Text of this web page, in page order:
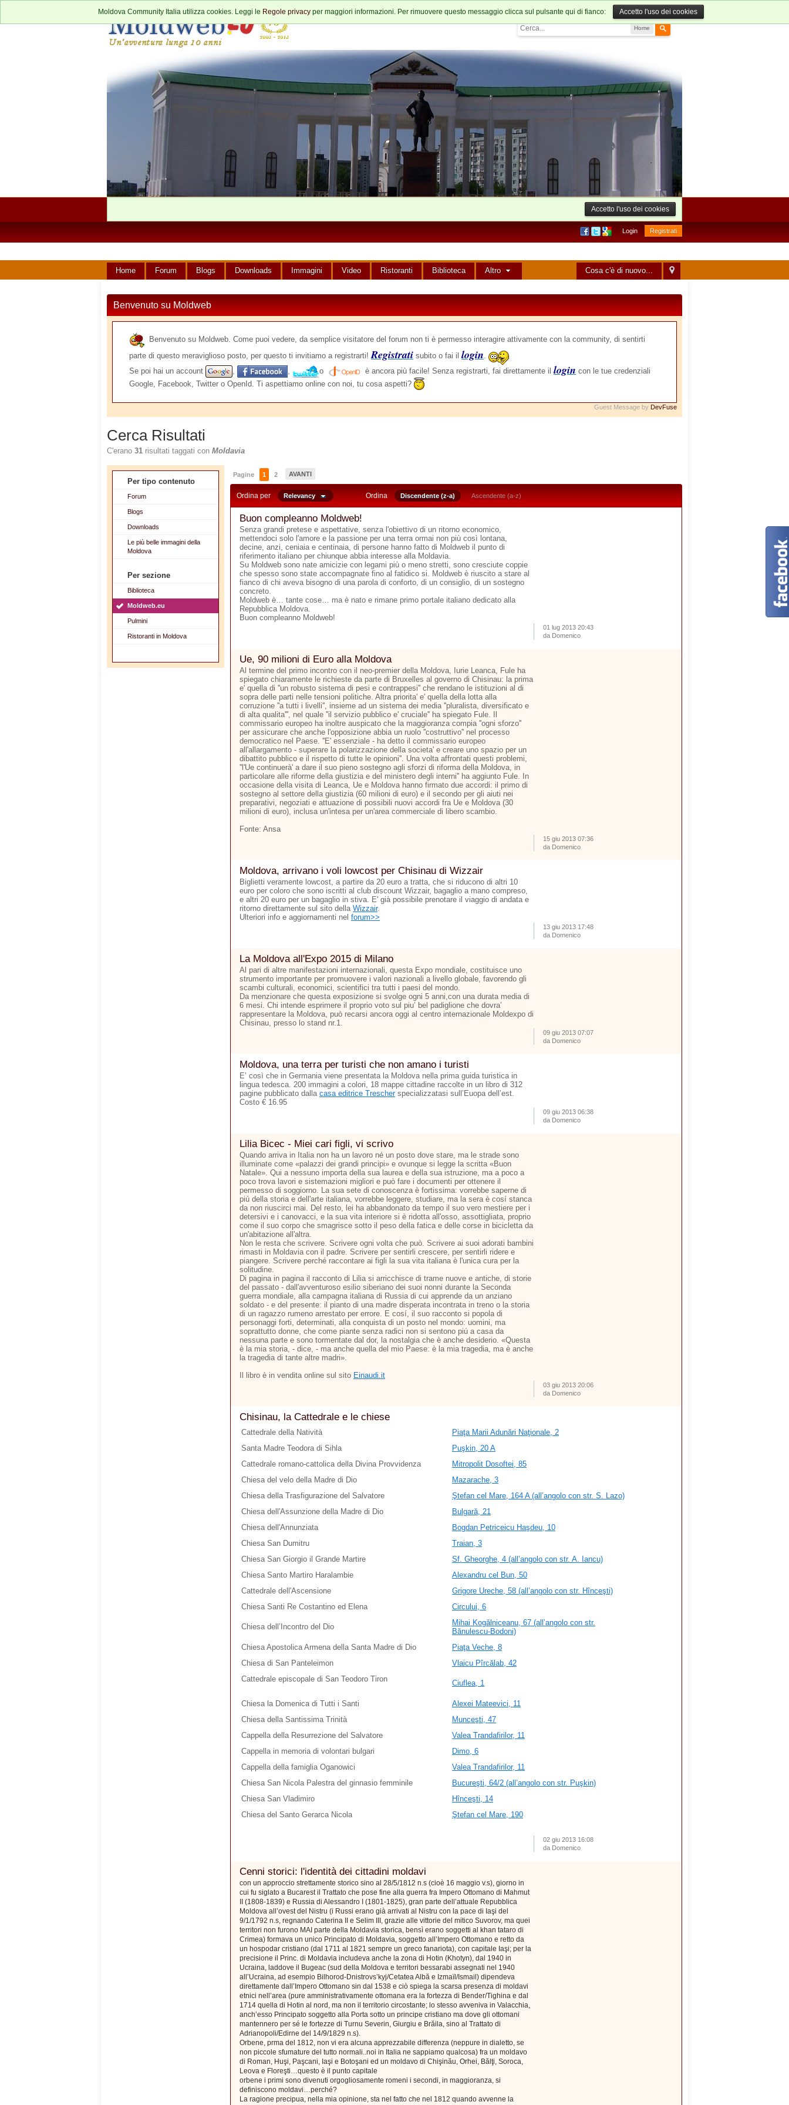
Home
Moldova Community Italia utilizza cookies. Leggi le Regole privacy per maggiori informazioni. Per rimuovere questo messaggio clicca sul pulsante qui di fianco: Accetto l'uso dei cookies
Accetto l'uso dei cookies
Login Registrati
Cosa c'è di nuovo...
Home Forum Blogs Downloads Immagini Video Ristoranti Biblioteca Altro
Benvenuto su Moldweb
Benvenuto su Moldweb. Come puoi vedere, da semplice visitatore del forum non ti è permesso interagire attivamente con la community, di sentirti
parte di questo meraviglioso posto, per questo ti invitiamo a registrarti!Registrati subito o fai il login.
Se poi hai un account
, , o è ancora più facile! Senza registrarti, fai direttamente il login con le tue credenziali
Google, Facebook, Twitter o OpenId. Ti aspettiamo online con noi, tu cosa aspetti?
Guest Message by DevFuse
Cerca Risultati
C'erano 31 risultati taggati con Moldavia
Per tipo contenuto
Forum
Blogs
Downloads
Le più belle immagini della
Moldova
Per sezione
Biblioteca
Moldweb.eu
Pulmini
Ristoranti in Moldova
Pagine 1 2 AVANTI
Ordina per Relevancy Ordina Discendente (z-a) Ascendente (a-z)
Buon compleanno Moldweb!
Senza grandi pretese e aspettative, senza l'obiettivo di un ritorno economico,
mettendoci solo l'amore e la passione per una terra ormai non più così lontana,
decine, anzi, ceniaia e centinaia, di persone hanno fatto di Moldweb il punto di
riferimento italiano per chiunque abbia interesse alla Moldavia.
Su Moldweb sono nate amicizie con legami più o meno stretti, sono cresciute coppie
che spesso sono state accompagnate fino al fatidico si. Moldweb è riuscito a stare al
fianco di chi aveva bisogno di una parola di conforto, di un consiglio, di un sostegno
concreto.
Moldweb è… tante cose… ma è nato e rimane primo portale italiano dedicato alla
Repubblica Moldova.
Buon compleanno Moldweb!
01 lug 2013 20:43
da Domenico
Ue, 90 milioni di Euro alla Moldova
Al termine del primo incontro con il neo-premier della Moldova, Iurie Leanca, Fule ha
spiegato chiaramente le richieste da parte di Bruxelles al governo di Chisinau: la prima
e' quella di ''un robusto sistema di pesi e contrappesi'' che rendano le istituzioni al di
sopra delle parti nelle tensioni politiche. Altra priorita' e' quella della lotta alla
corruzione ''a tutti i livelli'', insieme ad un sistema dei media ''pluralista, diversificato e
di alta qualita''', nel quale ''il servizio pubblico e' cruciale'' ha spiegato Fule. Il
commissario europeo ha inoltre auspicato che la maggioranza compia ''ogni sforzo''
per assicurare che anche l'opposizione abbia un ruolo ''costruttivo'' nel processo
democratico nel Paese. ''E' essenziale - ha detto il commissario europeo
all'allargamento - superare la polarizzazione della societa' e creare uno spazio per un
dibattito pubblico e il rispetto di tutte le opinioni''. Una volta affrontati questi problemi,
''l'Ue continuerà' a dare il suo pieno sostegno agli sforzi di riforma della Moldova, in
particolare alle riforme della giustizia e del ministero degli interni'' ha aggiunto Fule. In
occasione della visita di Leanca, Ue e Moldova hanno firmato due accordi: il primo di
sostegno al settore della giustizia (60 milioni di euro) e il secondo per gli aiuti nei
preparativi, negoziati e attuazione di possibili nuovi accordi fra Ue e Moldova (30
milioni di euro), inclusa un'intesa per un'area commerciale di libero scambio.
Fonte: Ansa
15 giu 2013 07:36
da Domenico
Moldova, arrivano i voli lowcost per Chisinau di Wizzair
Biglietti veramente lowcost, a partire da 20 euro a tratta, che si riducono di altri 10
euro per coloro che sono iscritti al club discount Wizzair, bagaglio a mano compreso,
e altri 20 euro per un bagaglio in stiva. E' già possibile prenotare il viaggio di andata e
ritorno direttamente sul sito della Wizzair.
Ulteriori info e aggiornamenti nel forum>>
13 giu 2013 17:48
da Domenico
La Moldova all'Expo 2015 di Milano
Al pari di altre manifestazioni internazionali, questa Expo mondiale, costituisce uno
strumento importante per promuovere i valori nazionali a livello globale, favorendo gli
scambi culturali, economici, scientifici tra tutti i paesi del mondo.
Da menzionare che questa exposizione si svolge ogni 5 anni,con una durata media di
6 mesi. Chi intende esprimere il proprio voto sul piu’ bel padiglione che dovra’
rappresentare la Moldova, può recarsi ancora oggi al centro internazionale Moldexpo di
Chisinau, presso lo stand nr.1.
09 giu 2013 07:07
da Domenico
Moldova, una terra per turisti che non amano i turisti
E’ così che in Germania viene presentata la Moldova nella prima guida turistica in
lingua tedesca. 200 immagini a colori, 18 mappe cittadine raccolte in un libro di 312
pagine pubblicato dalla casa editrice Trescherspecializzatasi sull’Euopa dell’est.
Costo € 16.95
09 giu 2013 06:38
da Domenico
Lilia Bicec - Miei cari figli, vi scrivo
Quando arriva in Italia non ha un lavoro né un posto dove stare, ma le strade sono
illuminate come «palazzi dei grandi principi» e ovunque si legge la scritta «Buon
Natale». Qui a nessuno importa della sua laurea e della sua istruzione, ma a poco a
poco trova lavori e sistemazioni migliori e può fare i documenti per ottenere il
permesso di soggiorno. La sua sete di conoscenza è fortissima: vorrebbe saperne di
piú della storia e dell'arte italiana, vorrebbe leggere, studiare, ma la sera è cosí stanca
da non riuscirci mai. Del resto, lei ha abbandonato da tempo il suo vero mestiere per i
detersivi e i canovacci, e la sua vita interiore si è ridotta all'osso, assottigliata, proprio
come il suo corpo che smagrisce sotto il peso della fatica e delle corse in bicicletta da
un'abitazione all'altra.
Non le resta che scrivere. Scrivere ogni volta che può. Scrivere ai suoi adorati bambini
rimasti in Moldavia con il padre. Scrivere per sentirli crescere, per sentirli ridere e
piangere. Scrivere perché raccontare ai figli la sua vita italiana è l'unica cura per la
solitudine.
Di pagina in pagina il racconto di Lilia si arricchisce di trame nuove e antiche, di storie
del passato - dall'avventuroso esilio siberiano dei suoi nonni durante la Seconda
guerra mondiale, alla campagna italiana di Russia di cui apprende da un anziano
soldato - e del presente: il pianto di una madre disperata incontrata in treno o la storia
di un ragazzo rumeno arrestato per errore. E cosí, il suo racconto si popola di
personaggi forti, determinati, alla conquista di un posto nel mondo: uomini, ma
soprattutto donne, che come piante senza radici non si sentono piú a casa da
nessuna parte e sono tormentate dal dor, la nostalgia che è anche desiderio. «Questa
è la mia storia, - dice, - ma anche quella del mio Paese: è la mia tragedia, ma è anche
la tragedia di tante altre madri».
Il libro è in vendita online sul sito Einaudi.it
03 giu 2013 20:06
da Domenico
Chisinau, la Cattedrale e le chiese
Cattedrale della Natività
Piaţa Marii Adunări Naţionale, 2
Santa Madre Teodora di Sihla
Puşkin, 20 A
Cattedrale romano-cattolica della Divina Provvidenza
Mitropolit Dosoftei, 85
Chiesa del velo della Madre di Dio
Mazarache, 3
Chiesa della Trasfigurazione del Salvatore
Ştefan cel Mare, 164 A (all’angolo con str. S. Lazo)
Chiesa dell'Assunzione della Madre di Dio
Bulgară, 21
Chiesa dell'Annunziata
Bogdan Petriceicu Haşdeu, 10
Chiesa San Dumitru
Traian, 3
Chiesa San Giorgio il Grande Martire
Sf. Gheorghe, 4 (all’angolo con str. A. Iancu)
Chiesa Santo Martiro Haralambie
Alexandru cel Bun, 50
Cattedrale dell'Ascensione
Grigore Ureche, 58 (all’angolo con str. Hînceşti)
Chiesa Santi Re Costantino ed Elena
Circului, 6
Chiesa dell’Incontro del Dio
Mihai Kogălniceanu, 67 (all’angolo con str.
Bănulescu-Bodoni)
Chiesa Apostolica Armena della Santa Madre di Dio
Piaţa Veche, 8
Chiesa di San Panteleimon
Vlaicu Pîrcălab, 42
Cattedrale episcopale di San Teodoro Tiron
Ciuflea, 1
Chiesa la Domenica di Tutti i Santi
Alexei Mateevici, 11
Chiesa della Santissima Trinità
Munceşti, 47
Cappella della Resurrezione del Salvatore
Valea Trandafirilor, 11
Cappella in memoria di volontari bulgari
Dimo, 6
Cappella della famiglia Oganowici
Valea Trandafirilor, 11
Chiesa San Nicola Palestra del ginnasio femminile
Bucureşti, 64/2 (all’angolo con str. Puşkin)
Chiesa San Vladimiro
Hînceşti, 14
Chiesa del Santo Gerarca Nicola
Ştefan cel Mare, 190
02 giu 2013 16:08
da Domenico
Cenni storici: l'identità dei cittadini moldavi
con un approccio strettamente storico sino al 28/5/1812 n.s (cioè 16 maggio v.s), giorno in
cui fu siglato a Bucarest il Trattato che pose fine alla guerra fra Impero Ottomano di Mahmut
II (1808-1839) e Russia di Alessandro I (1801-1825), gran parte dell’attuale Repubblica
Moldova all’ovest del Nistru (i Russi erano già arrivati al Nistru con la pace di Iaşi del
9/1/1792 n.s, regnando Caterina II e Selim III, grazie alle vittorie del mitico Suvorov, ma quei
territori non furono MAI parte della Moldavia storica, bensì erano soggetti al khan tataro di
Crimea) formava un unico Principato di Moldavia, soggetto all’Impero Ottomano e retto da
un hospodar cristiano (dal 1711 al 1821 sempre un greco fanariota), con capitale Iaşi; per la
precisione il Princ. di Moldavia includeva anche la zona di Hotin (Khotyn), dal 1940 in
Ucraina, laddove il Bugeac (sud della Moldova e territori bessarabi assegnati nel 1940
all’Ucraina, ad esempio Bilhorod-Dnistrovs’kyj/Cetatea Albă e Izmaïl/Ismail) dipendeva
direttamente dall’Impero Ottomano sin dal 1538 e ciò spiega la scarsa presenza di moldavi
etnici nell’area (pure amministrativamente ottomana era la fortezza di Bender/Tighina e dal
1714 quella di Hotin al nord, ma non il territorio circostante; lo stesso avveniva in Valacchia,
anch’esso Principato soggetto alla Porta sotto un principe cristiano ma dove gli ottomani
mantennero per sé le fortezze di Turnu Severin, Giurgiu e Brăila, sino al Trattato di
Adrianopoli/Edirne del 14/9/1829 n.s).
Orbene, prma del 1812, non vi era alcuna apprezzabile differenza (neppure in dialetto, se
non piccole sfumature del tutto normali..noi in Italia ne sappiamo qualcosa) fra un moldavo
di Roman, Huşi, Paşcani, Iaşi e Botoşani ed un moldavo di Chişinău, Orhei, Bălţi, Soroca,
Leova e Floreşti…questo è il punto capitale
orbene i primi sono divenuti orgogliosamente romeni i secondi, in maggioranza, si
definiscono moldavi…perché?
La ragione precipua, nella mia opinione, sta nel fatto che nel 1812 quando avvenne la